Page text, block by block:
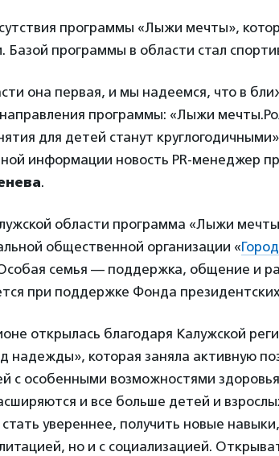
программы «Лыжи мечты»,
Базой программы в области стал
она первая, и мы надеемся, что в
направления программы: «Лыжи
для детей станут
информации новость PR-менеджер
.
области программа «Лыжи
общественной организации «
семья — поддержка, общение и
при поддержке Фонда
открылась благодаря Калужской
надежды», которая заняла активную
с особенными возможностями
и все больше детей и
увереннее, получить новые
но и с социализацией.